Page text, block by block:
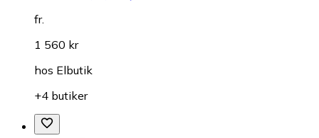
fr.
1 560 kr
hos Elbutik
+4 butiker